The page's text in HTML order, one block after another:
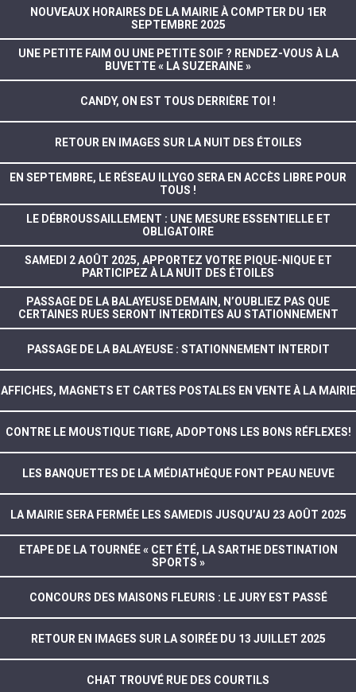
NOUVEAUX HORAIRES DE LA MAIRIE À COMPTER DU 1ER
SEPTEMBRE 2025
UNE PETITE FAIM OU UNE PETITE SOIF ? RENDEZ-VOUS À LA
BUVETTE « LA SUZERAINE »
CANDY, ON EST TOUS DERRIÈRE TOI !
RETOUR EN IMAGES SUR LA NUIT DES ÉTOILES
EN SEPTEMBRE, LE RÉSEAU ILLYGO SERA EN ACCÈS LIBRE POUR
TOUS !
LE DÉBROUSSAILLEMENT : UNE MESURE ESSENTIELLE ET
OBLIGATOIRE
SAMEDI 2 AOÛT 2025, APPORTEZ VOTRE PIQUE-NIQUE ET
PARTICIPEZ À LA NUIT DES ÉTOILES
PASSAGE DE LA BALAYEUSE DEMAIN, N’OUBLIEZ PAS QUE
CERTAINES RUES SERONT INTERDITES AU STATIONNEMENT
PASSAGE DE LA BALAYEUSE : STATIONNEMENT INTERDIT
AFFICHES, MAGNETS ET CARTES POSTALES EN VENTE À LA MAIRIE
CONTRE LE MOUSTIQUE TIGRE, ADOPTONS LES BONS RÉFLEXES!
LES BANQUETTES DE LA MÉDIATHÈQUE FONT PEAU NEUVE
LA MAIRIE SERA FERMÉE LES SAMEDIS JUSQU’AU 23 AOÛT 2025
ETAPE DE LA TOURNÉE « CET ÉTÉ, LA SARTHE DESTINATION
SPORTS »
CONCOURS DES MAISONS FLEURIS : LE JURY EST PASSÉ
RETOUR EN IMAGES SUR LA SOIRÉE DU 13 JUILLET 2025
CHAT TROUVÉ RUE DES COURTILS